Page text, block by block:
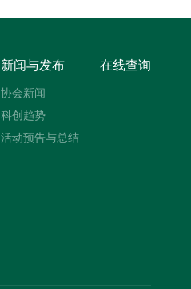
新闻与发布
协会新闻
科创趋势
活动预告与总结
在线查询